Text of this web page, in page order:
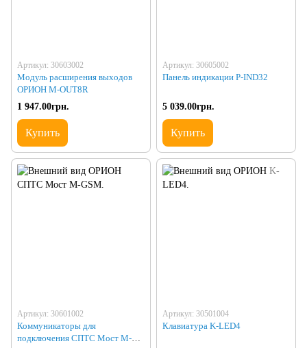
Артикул: 30603002
Модуль расширения выходов
ОРИОН M-OUT8R
1 947.00грн.
Купить
Артикул: 30605002
Панель индикации P-IND32
5 039.00грн.
Купить
Артикул: 30601002
Коммуникаторы для
подключения СПТС Мост M-
Артикул: 30501004
Клавиатура K-LED4